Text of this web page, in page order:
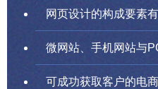
网页设计的构成要素
微网站、手机网站与
可成功获取客户的电